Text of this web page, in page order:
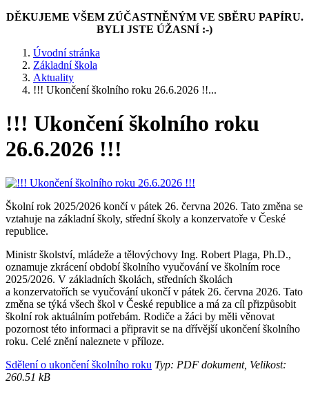
DĚKUJEME VŠEM ZÚČASTNĚNÝM VE SBĚRU PAPÍRU.
BYLI JSTE ÚŽASNÍ :-)
Úvodní stránka
Základní škola
Aktuality
!!! Ukončení školního roku 26.6.2026 !!...
!!! Ukončení školního roku
26.6.2026 !!!
Školní rok 2025/2026 končí v pátek 26. června 2026. Tato změna se
vztahuje na základní školy, střední školy a konzervatoře v České
republice.
Ministr školství, mládeže a tělovýchovy Ing. Robert Plaga, Ph.D.,
oznamuje zkrácení období školního vyučování ve školním roce
2025/2026. V základních školách, středních školách
a konzervatořích se vyučování ukončí v pátek 26. června 2026. Tato
změna se týká všech škol v České republice a má za cíl přizpůsobit
školní rok aktuálním potřebám. Rodiče a žáci by měli věnovat
pozornost této informaci a připravit se na dřívější ukončení školního
roku. Celé znění naleznete v příloze.
Sdělení o ukončení školního roku Typ: PDF dokument, Velikost:
260.51 kB